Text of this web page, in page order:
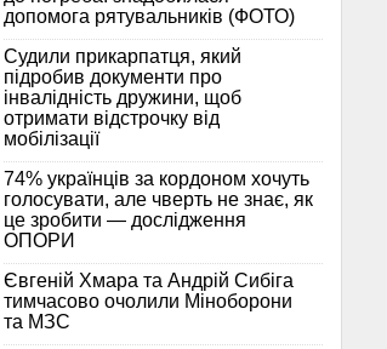
допомога рятувальників (ФОТО)
Судили прикарпатця, який
підробив документи про
інвалідність дружини, щоб
отримати відстрочку від
мобілізації
74% українців за кордоном хочуть
голосувати, але чверть не знає, як
це зробити — дослідження
ОПОРИ
Євгеній Хмара та Андрій Сибіга
тимчасово очолили Міноборони
та МЗС